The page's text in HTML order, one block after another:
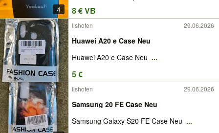
4 8 € VB
Ilshofen 29.06.2026
Huawei A20 e Case Neu
Huawei A20 e Case Neu ...
5 €
Ilshofen 29.06.2026
Samsung 20 FE Case Neu
Samsung Galaxy S20 FE Case Neu ...